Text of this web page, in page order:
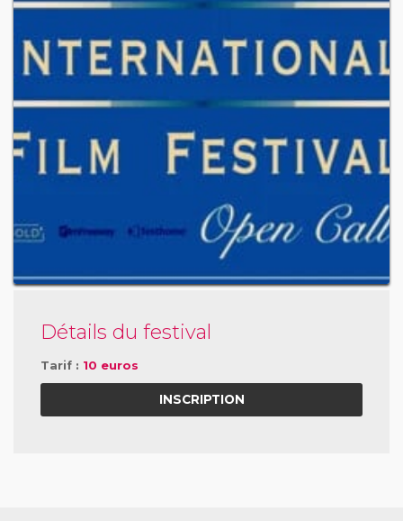
Détails du festival
Tarif : 10 euros
INSCRIPTION